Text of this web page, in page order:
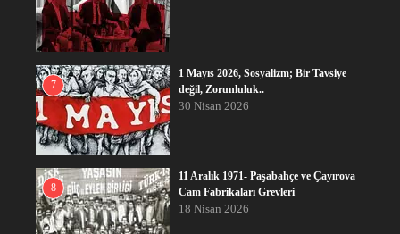
7
1 Mayıs 2026, Sosyalizm; Bir Tavsiye
değil, Zorunluluk..
30 Nisan 2026
8
11 Aralık 1971- Paşabahçe ve Çayırova
Cam Fabrikaları Grevleri
18 Nisan 2026